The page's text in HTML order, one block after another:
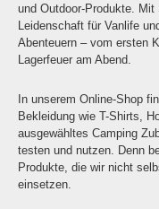
und Outdoor-Produkte.
Leidenschaft für Vanlife
Abenteuern – vom ersten
Lagerfeuer am Abend.
In unserem Online-Shop
Bekleidung wie T-Shirts,
ausgewähltes Camping
testen und nutzen. Denn
Produkte, die wir nicht
einsetzen.